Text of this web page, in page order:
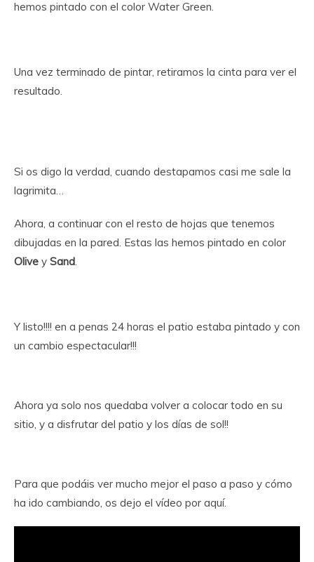
hemos pintado con el color Water Green.
Una vez terminado de pintar, retiramos la cinta para ver el
resultado.
Si os digo la verdad, cuando destapamos casi me sale la
lagrimita…
Ahora, a continuar con el resto de hojas que tenemos
dibujadas en la pared. Estas las hemos pintado en color
Olive y Sand.
Y listo!!!! en a penas 24 horas el patio estaba pintado y con
un cambio espectacular!!!
Ahora ya solo nos quedaba volver a colocar todo en su
sitio, y a disfrutar del patio y los días de sol!!
Para que podáis ver mucho mejor el paso a paso y cómo
ha ido cambiando, os dejo el vídeo por aquí.